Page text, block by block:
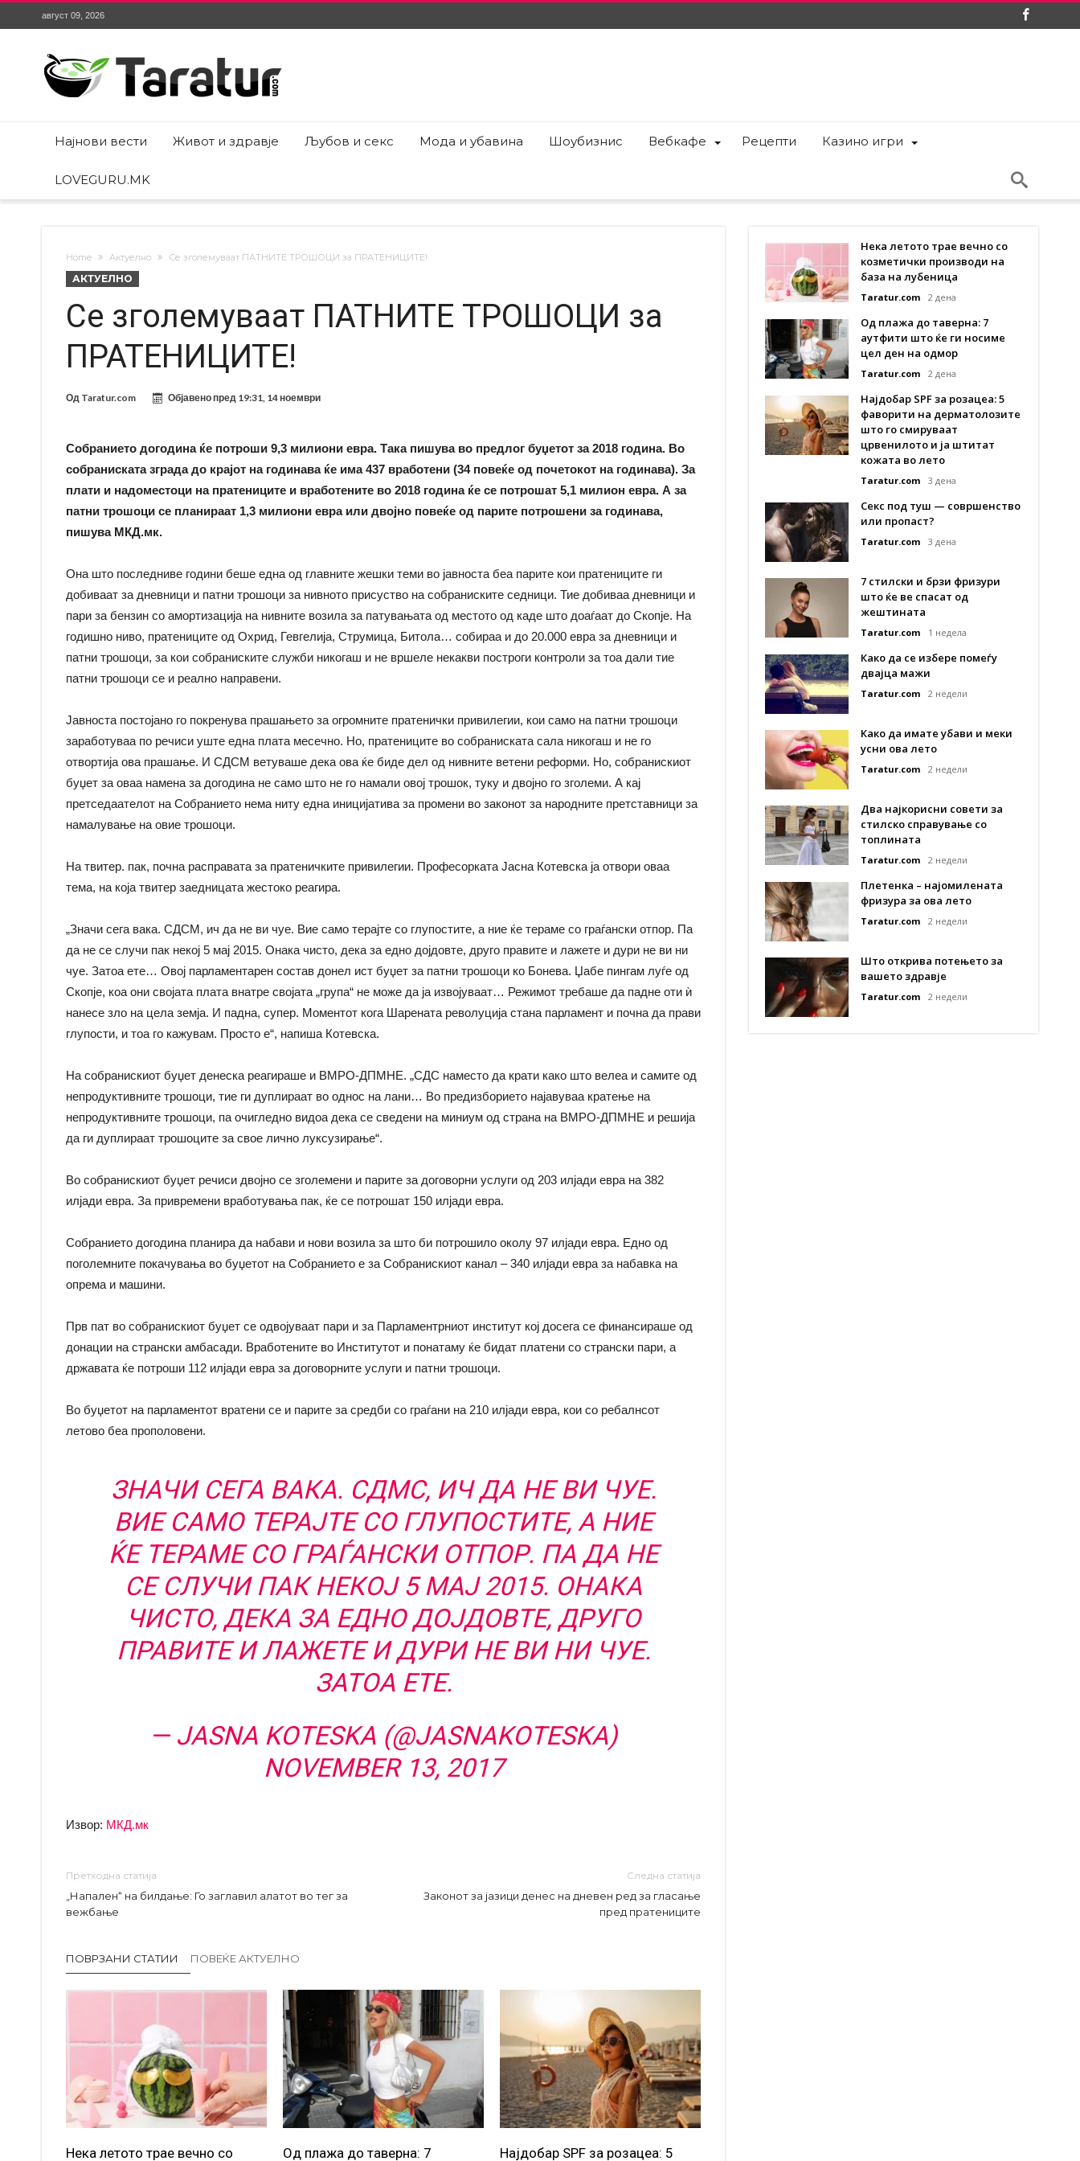
август 09, 2026
Најнови вести Живот и здравје Љубов и секс Мода и убавина Шоубизнис Вебкафе Рецепти Казино игри
LOVEGURU.MK
Home Актуелно Се зголемуваат ПАТНИТЕ ТРОШОЦИ за ПРАТЕНИЦИТЕ!
АКТУЕЛНО
Се зголемуваат ПАТНИТЕ ТРОШОЦИ за
ПРАТЕНИЦИТЕ!
Од Taratur.com Објавено пред 19:31, 14 ноември
Собранието догодина ќе потроши 9,3 милиони евра. Така пишува во предлог буџетот за 2018 година. Во
собраниската зграда до крајот на годинава ќе има 437 вработени (34 повеќе од почетокот на годинава). За
плати и надоместоци на пратениците и вработените во 2018 година ќе се потрошат 5,1 милион евра. А за
патни трошоци се планираат 1,3 милиони евра или двојно повеќе од парите потрошени за годинава,
пишува МКД.мк.
Она што последниве години беше една од главните жешки теми во јавноста беа парите кои пратениците ги
добиваат за дневници и патни трошоци за нивното присуство на собраниските седници. Тие добиваа дневници и
пари за бензин со амортизација на нивните возила за патувањата од местото од каде што доаѓаат до Скопје. На
годишно ниво, пратениците од Охрид, Гевгелија, Струмица, Битола… собираа и до 20.000 евра за дневници и
патни трошоци, за кои собраниските служби никогаш и не вршеле некакви построги контроли за тоа дали тие
патни трошоци се и реално направени.
Јавноста постојано го покренува прашањето за огромните пратенички привилегии, кои само на патни трошоци
заработуваа по речиси уште една плата месечно. Но, пратениците во собраниската сала никогаш и не го
отвортија ова прашање. И СДСМ ветуваше дека ова ќе биде дел од нивните ветени реформи. Но, собранискиот
буџет за оваа намена за догодина не само што не го намали овој трошок, туку и двојно го зголеми. А кај
претседаателот на Собранието нема ниту една иницијатива за промени во законот за народните претставници за
намалување на овие трошоци.
На твитер. пак, почна расправата за пратеничките привилегии. Професорката Јасна Котевска ја отвори оваа
тема, на која твитер заедницата жестоко реагира.
„Значи сега вака. СДСМ, ич да не ви чуе. Вие само терајте со глупостите, а ние ќе тераме со граѓански отпор. Па
да не се случи пак некој 5 мај 2015. Онака чисто, дека за едно дојдовте, друго правите и лажете и дури не ви ни
чуе. Затоа ете… Овој парламентарен состав донел ист буџет за патни трошоци ко Бонева. Џабе пингам луѓе од
Скопје, коа они својата плата внатре својата „група“ не може да ја извојуваат… Режимот требаше да падне оти ѝ
нанесе зло на цела земја. И падна, супер. Моментот кога Шарената револуција стана парламент и почна да прави
глупости, и тоа го кажувам. Просто е“, напиша Котевска.
На собранискиот буџет денеска реагираше и ВМРО-ДПМНЕ. „СДС наместо да крати како што велеа и самите од
непродуктивните трошоци, тие ги дуплираат во однос на лани… Во предизборието најавуваа кратење на
непродуктивните трошоци, па очигледно видоа дека се сведени на миниум од страна на ВМРО-ДПМНЕ и решија
да ги дуплираат трошоците за свое лично луксузирање“.
Во собранискиот буџет речиси двојно се зголемени и парите за договорни услуги од 203 илјади евра на 382
илјади евра. За привремени вработувања пак, ќе се потрошат 150 илјади евра.
Собранието догодина планира да набави и нови возила за што би потрошило околу 97 илјади евра. Едно од
поголемните покачувања во буџетот на Собранието е за Собранискиот канал – 340 илјади евра за набавка на
опрема и машини.
Прв пат во собранискиот буџет се одвојуваат пари и за Парламентрниот институт кој досега се финансираше од
донации на странски амбасади. Вработените во Институтот и понатаму ќе бидат платени со странски пари, а
државата ќе потроши 112 илјади евра за договорните услуги и патни трошоци.
Во буџетот на парламентот вратени се и парите за средби со граѓани на 210 илјади евра, кои со ребалнсот
летово беа прополовени.
ЗНАЧИ СЕГА ВАКА. СДМС, ИЧ ДА НЕ ВИ ЧУЕ.
ВИЕ САМО ТЕРАЈТЕ СО ГЛУПОСТИТЕ, А НИЕ
ЌЕ ТЕРАМЕ СО ГРАЃАНСКИ ОТПОР. ПА ДА НЕ
СЕ СЛУЧИ ПАК НЕКОЈ 5 МАЈ 2015. ОНАКА
ЧИСТО, ДЕКА ЗА ЕДНО ДОЈДОВТЕ, ДРУГО
ПРАВИТЕ И ЛАЖЕТЕ И ДУРИ НЕ ВИ НИ ЧУЕ.
ЗАТОА ЕТЕ.
— JASNA KOTESKA (@JASNAKOTESKA)
NOVEMBER 13, 2017
Извор: МКД.мк
Претходна статија
„Напален“ на билдање: Го заглавил алатот во тег за
вежбање
Следна статија
Законот за јазици денес на дневен ред за гласање
пред пратениците
ПОВРЗАНИ СТАТИИ ПОВЕЌЕ АКТУЕЛНО
Нека летото трае вечно со Од плажа до таверна: 7 Најдобар SPF за розацеа: 5
Нека летото трае вечно со
козметички производи на
база на лубеница
Taratur.com 2 дена
Од плажа до таверна: 7
аутфити што ќе ги носиме
цел ден на одмор
Taratur.com 2 дена
Најдобар SPF за розацеа: 5
фаворити на дерматолозите
што го смируваат
црвенилото и ја штитат
кожата во лето
Taratur.com 3 дена
Секс под туш — совршенство
или пропаст?
Taratur.com 3 дена
7 стилски и брзи фризури
што ќе ве спасат од
жештината
Taratur.com 1 недела
Како да се избере помеѓу
двајца мажи
Taratur.com 2 недели
Како да имате убави и меки
усни ова лето
Taratur.com 2 недели
Два најкорисни совети за
стилско справување со
топлината
Taratur.com 2 недели
Плетенка – најомилената
фризура за ова лето
Taratur.com 2 недели
Што открива потењето за
вашето здравје
Taratur.com 2 недели